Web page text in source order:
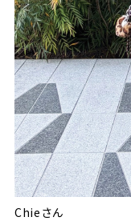
Chieさん